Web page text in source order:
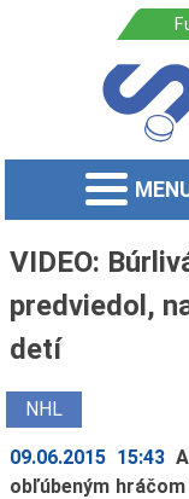
VIDEO:
predviedol,
detí
NHL
09.06.2015 15:43
obľúbeným